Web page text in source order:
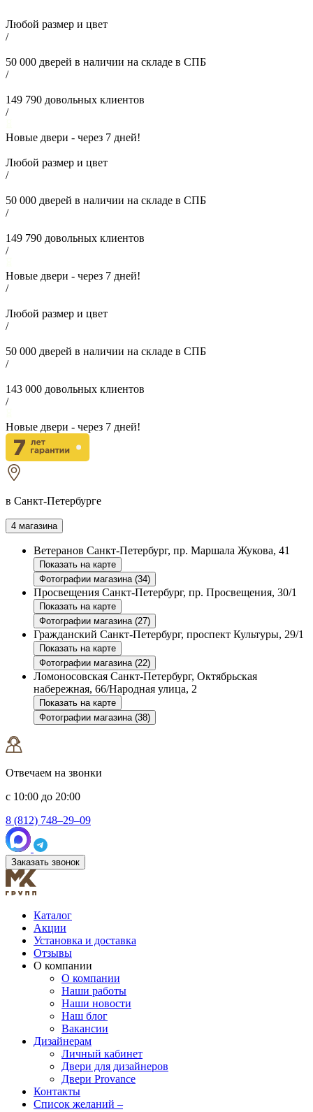
Любой размер и цвет
/
50 000 дверей в наличии на складе в СПБ
/
149 790 довольных клиентов
/
Новые двери - через 7 дней!
Любой размер и цвет
/
50 000 дверей в наличии на складе в СПБ
/
149 790 довольных клиентов
/
Новые двери - через 7 дней!
/
Любой размер и цвет
/
50 000 дверей в наличии на складе в СПБ
/
143 000 довольных клиентов
/
Новые двери - через 7 дней!
в Санкт-Петербурге
4 магазина
Ветеранов Санкт-Петербург, пр. Маршала Жукова, 41
Показать на карте
Фотографии магазина (34)
Просвещения Санкт-Петербург, пр. Просвещения, 30/1
Показать на карте
Фотографии магазина (27)
Гражданский Санкт-Петербург, проспект Культуры, 29/1
Показать на карте
Фотографии магазина (22)
Ломоносовская Санкт-Петербург, Октябрьская
набережная, 66/Народная улица, 2
Показать на карте
Фотографии магазина (38)
Отвечаем на звонки
с 10:00 до 20:00
8 (812) 748–29–09
Заказать звонок
Каталог
Акции
Установка и доставка
Отзывы
О компании
О компании
Наши работы
Наши новости
Наш блог
Вакансии
Дизайнерам
Личный кабинет
Двери для дизайнеров
Двери Provance
Контакты
Список желаний –